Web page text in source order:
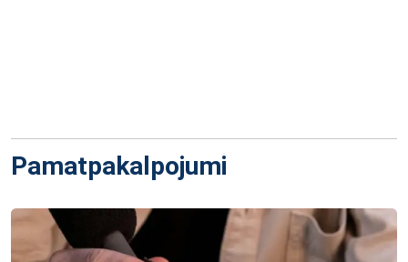
Pamatpakalpojumi